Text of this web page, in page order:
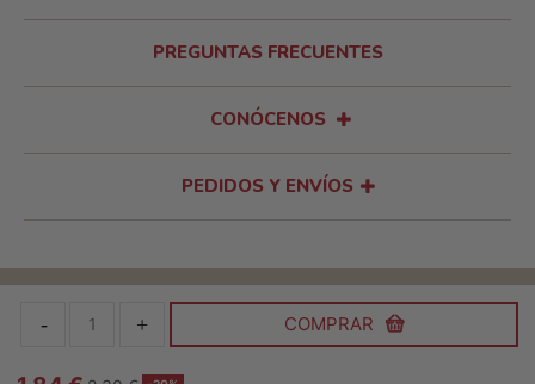
COMPRAR
PREGUNTAS FRECUENTES
CONÓCENOS
PEDIDOS Y ENVÍOS
Aviso Legal y Política de privacidad
Política de Cookies
© Pompadour 2026. Todos los derechos reservados